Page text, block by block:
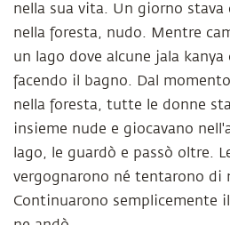
nella sua vita. Un giorno stava
nella foresta, nudo. Mentre
un lago dove alcune jala
facendo il bagno. Dal
nella foresta, tutte le donne
insieme nude e giocavano
lago, le guardò e passò oltre.
vergognarono né tentarono di
Continuarono semplicemente